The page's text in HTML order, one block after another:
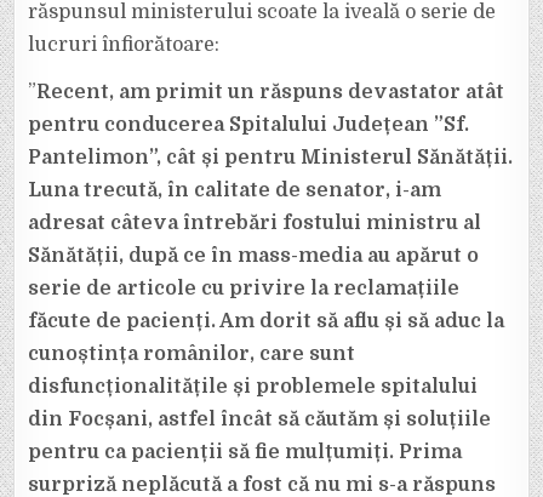
răspunsul ministerului scoate la iveală o serie de
lucruri înfiorătoare:
”Recent, am primit un răspuns devastator atât
pentru conducerea Spitalului Județean ”Sf.
Pantelimon”, cât și pentru Ministerul Sănătății.
Luna trecută, în calitate de senator, i-am
adresat câteva întrebări fostului ministru al
Sănătății, după ce în mass-media au apărut o
serie de articole cu privire la reclamațiile
făcute de pacienți. Am dorit să aflu și să aduc la
cunoștința românilor, care sunt
disfuncționalitățile și problemele spitalului
din Focșani, astfel încât să căutăm și soluțiile
pentru ca pacienții să fie mulțumiți. Prima
surpriză neplăcută a fost că nu mi s-a răspuns